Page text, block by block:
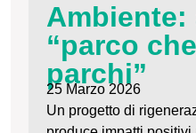
Ambiente:
“parco
parchi”
25 Marzo 2026
Un progetto di